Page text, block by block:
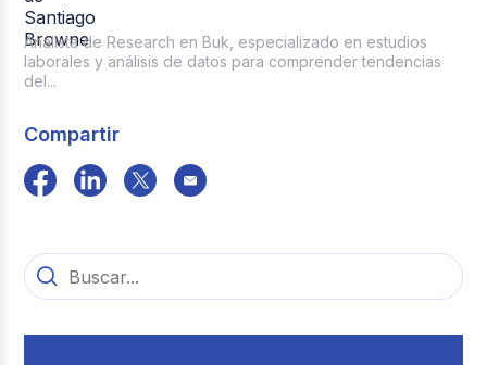
Analista de Research en Buk, especializado en estudios
laborales y análisis de datos para comprender tendencias
del...
Compartir